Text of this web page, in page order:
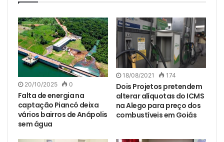
20/10/2025 0
Falta de energia na
captação Piancó deixa
vários bairros de Anápolis
sem água
18/08/2021 174
Dois Projetos pretendem
alterar alíquotas do ICMS
na Alego para preço dos
combustíveis em Goiás